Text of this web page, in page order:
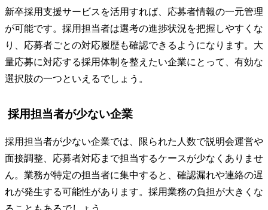
新卒採用支援サービスを活用すれば、応募者情報の一元管理
が可能です。採用担当者は選考の進捗状況を把握しやすくな
り、応募者ごとの対応履歴も確認できるようになります。大
量応募に対応する採用体制を整えたい企業にとって、有効な
選択肢の一つといえるでしょう。
採用担当者が少ない企業
採用担当者が少ない企業では、限られた人数で説明会運営や
面接調整、応募者対応まで担当するケースが少なくありませ
ん。業務が特定の担当者に集中すると、確認漏れや連絡の遅
れが発生する可能性があります。採用業務の負担が大きくな